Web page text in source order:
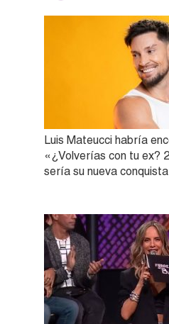
Luis Mateucci habría
«¿Volverías con tu ex?
sería su nueva conquista